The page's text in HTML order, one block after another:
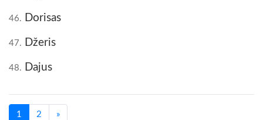
46. Dorisas
47. Džeris
48. Dajus
1 2 »Paskutinis